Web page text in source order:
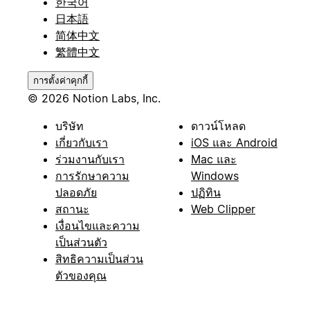
日本語
简体中文
繁體中文
การตั้งค่าคุกกี้
© 2026 Notion Labs, Inc.
บริษัท
เกี่ยวกับเรา
ร่วมงานกับเรา
การรักษาความ
ปลอดภัย
สถานะ
เงื่อนไขและความ
เป็นส่วนตัว
สิทธิความเป็นส่วน
ตัวของคุณ
ดาวน์โหลด
iOS และ Android
Mac และ
Windows
ปฏิทิน
Web Clipper